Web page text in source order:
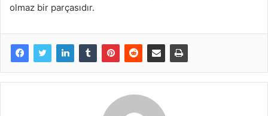
olmaz bir parçasıdır.